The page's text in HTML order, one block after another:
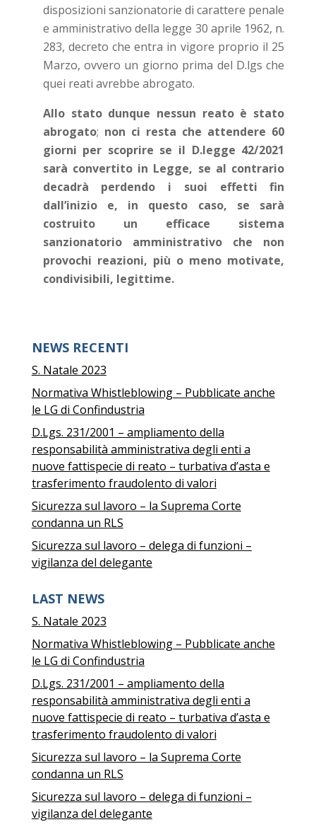
disposizioni sanzionatorie di carattere penale
e amministrativo della legge 30 aprile 1962, n.
283, decreto che entra in vigore proprio il 25
Marzo, ovvero un giorno prima del D.lgs che
quei reati avrebbe abrogato.
Allo stato dunque nessun reato è stato
abrogato; non ci resta che attendere 60
giorni per scoprire se il D.legge 42/2021
sarà convertito in Legge, se al contrario
decadrà perdendo i suoi effetti fin
dall’inizio e, in questo caso, se sarà
costruito un efficace sistema
sanzionatorio amministrativo che non
provochi reazioni, più o meno motivate,
condivisibili, legittime.
NEWS RECENTI
S. Natale 2023
Normativa Whistleblowing – Pubblicate anche
le LG di Confindustria
D.Lgs. 231/2001 – ampliamento della
responsabilità amministrativa degli enti a
nuove fattispecie di reato – turbativa d’asta e
trasferimento fraudolento di valori
Sicurezza sul lavoro – la Suprema Corte
condanna un RLS
Sicurezza sul lavoro – delega di funzioni –
vigilanza del delegante
LAST NEWS
S. Natale 2023
Normativa Whistleblowing – Pubblicate anche
le LG di Confindustria
D.Lgs. 231/2001 – ampliamento della
responsabilità amministrativa degli enti a
nuove fattispecie di reato – turbativa d’asta e
trasferimento fraudolento di valori
Sicurezza sul lavoro – la Suprema Corte
condanna un RLS
Sicurezza sul lavoro – delega di funzioni –
vigilanza del delegante